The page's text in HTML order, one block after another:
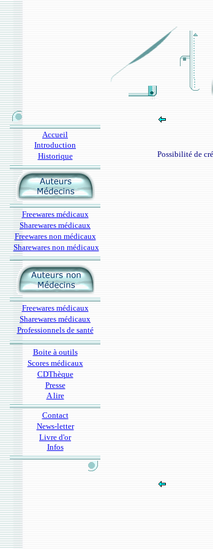
Accueil
Introduction
Historique
Freewares médicaux
Sharewares médicaux
Freewares non médicaux
Sharewares non médicaux
Freewares médicaux
Sharewares médicaux
Professionnels de santé
Boite à outils
Scores médicaux
CDThèque
Presse
A lire
Contact
News-letter
Livre d'or
Infos
Possibilité de